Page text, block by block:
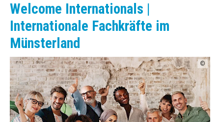
Welcome Internationals |
Internationale Fachkräfte im
Münsterland
©